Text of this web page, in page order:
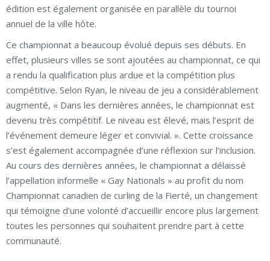
édition est également organisée en parallèle du tournoi
annuel de la ville hôte.
Ce championnat a beaucoup évolué depuis ses débuts. En
effet, plusieurs villes se sont ajoutées au championnat, ce qui
a rendu la qualification plus ardue et la compétition plus
compétitive. Selon Ryan, le niveau de jeu a considérablement
augmenté, « Dans les dernières années, le championnat est
devenu très compétitif. Le niveau est élevé, mais l’esprit de
l’événement demeure léger et convivial. ». Cette croissance
s’est également accompagnée d’une réflexion sur l’inclusion.
Au cours des dernières années, le championnat a délaissé
l’appellation informelle « Gay Nationals » au profit du nom
Championnat canadien de curling de la Fierté, un changement
qui témoigne d’une volonté d’accueillir encore plus largement
toutes les personnes qui souhaitent prendre part à cette
communauté.